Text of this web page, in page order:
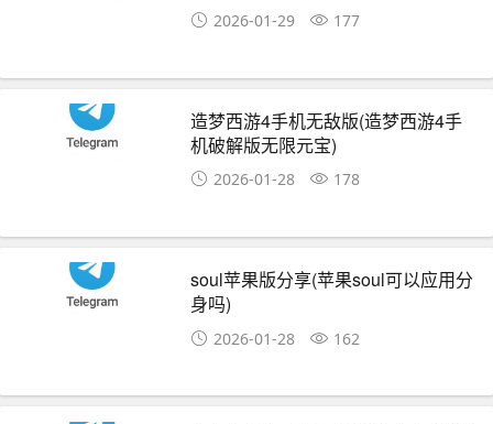
2026-01-29 177
造梦西游4手机无敌版(造梦西游4手
机破解版无限元宝)
2026-01-28 178
soul苹果版分享(苹果soul可以应用分
身吗)
2026-01-28 162